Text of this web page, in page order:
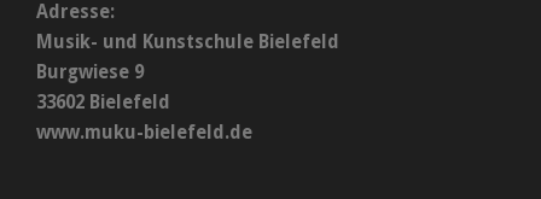
Adresse:
Musik- und Kunstschule Bielefeld
Burgwiese 9
33602 Bielefeld
www.muku-bielefeld.de